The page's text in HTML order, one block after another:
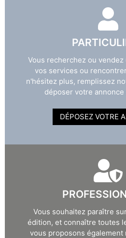
Vous recherchez ou
vos services ou
n'hésitez plus, remplissez
déposer votre
DÉPOSEZ VOTRE
Vous souhaitez paraître
édition, et connaître toutes
vous proposons